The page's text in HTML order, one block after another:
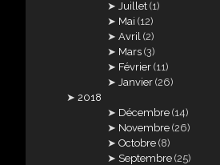
Juillet (1)
Mai (12)
Avril (2)
Mars (3)
Février (11)
Janvier (26)
2018
Décembre (14)
Novembre (26)
Octobre (8)
Septembre (25)